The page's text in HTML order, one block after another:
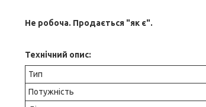
Не робоча. Продається "як є".
Технічний опис:
Тип
Потужність